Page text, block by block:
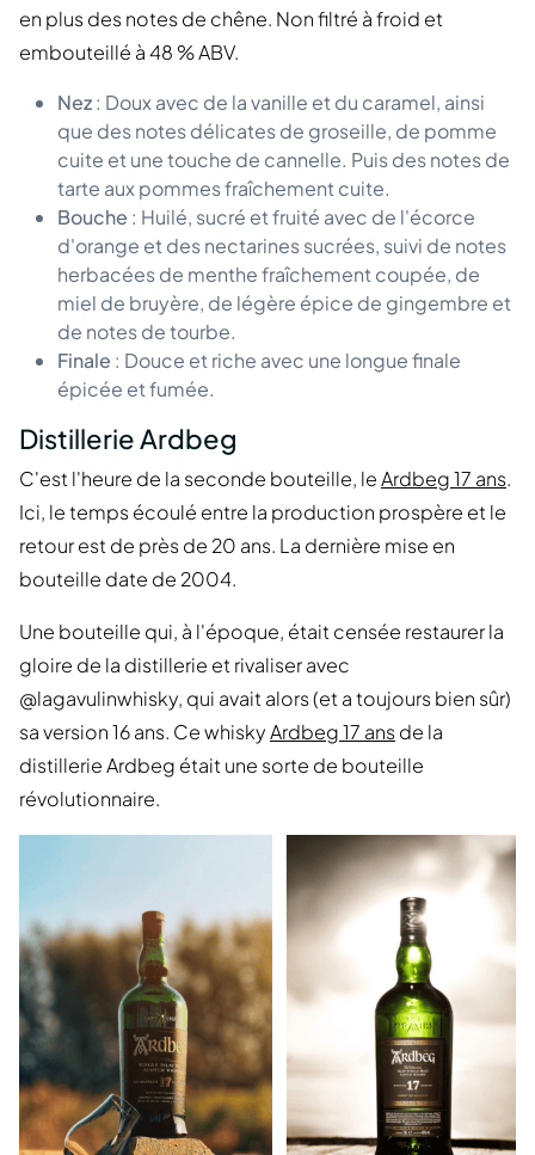
en plus des notes de chêne. Non filtré à froid et
embouteillé à 48 % ABV.
Nez: Doux avec de la vanille et du caramel, ainsi
que des notes délicates de groseille, de pomme
cuite et une touche de cannelle. Puis des notes de
tarte aux pommes fraîchement cuite.
Bouche : Huilé, sucré et fruité avec de l'écorce
d'orange et des nectarines sucrées, suivi de notes
herbacées de menthe fraîchement coupée, de
miel de bruyère, de légère épice de gingembre et
de notes de tourbe.
Finale : Douce et riche avec une longue finale
épicée et fumée.
Distillerie Ardbeg
C'est l'heure de la seconde bouteille, leArdbeg 17 ans.
Ici, le temps écoulé entre la production prospère et le
retour est de près de 20 ans. La dernière mise en
bouteille date de 2004.
Une bouteille qui, à l'époque, était censée restaurer la
gloire de la distillerie et rivaliser avec
@lagavulinwhisky, qui avait alors (et a toujours bien sûr)
sa version 16 ans. Ce whiskyArdbeg 17 ansde la
distillerie Ardbeg était une sorte de bouteille
révolutionnaire.